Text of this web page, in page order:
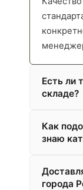
Есть ли
складе?
Как
знаю
города